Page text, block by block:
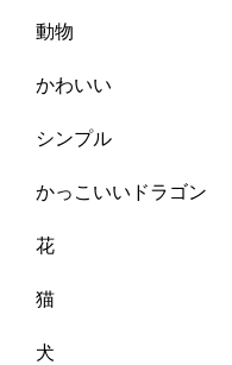
動物
かわいい
シンプル
かっこいいドラゴン
花
猫
犬